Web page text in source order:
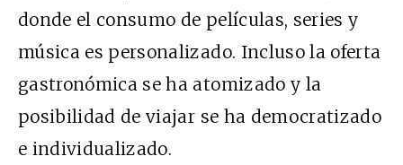
donde el consumo de películas, series y
música es personalizado. Incluso la oferta
gastronómica se ha atomizado y la
posibilidad de viajar se ha democratizado
e individualizado.